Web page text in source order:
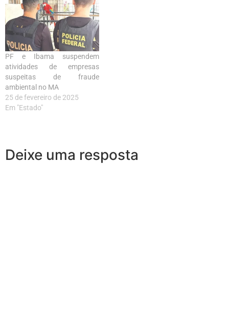
PF e Ibama suspendem
atividades de empresas
suspeitas de fraude
ambiental no MA
25 de fevereiro de 2025
Em "Estado"
Deixe uma resposta